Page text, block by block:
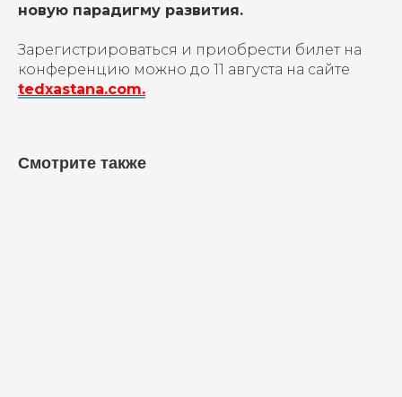
новую парадигму развития.
Зарегистрироваться и приобрести билет на
конференцию можно до 11 августа на сайте
tedxastana.com.
Смотрите также